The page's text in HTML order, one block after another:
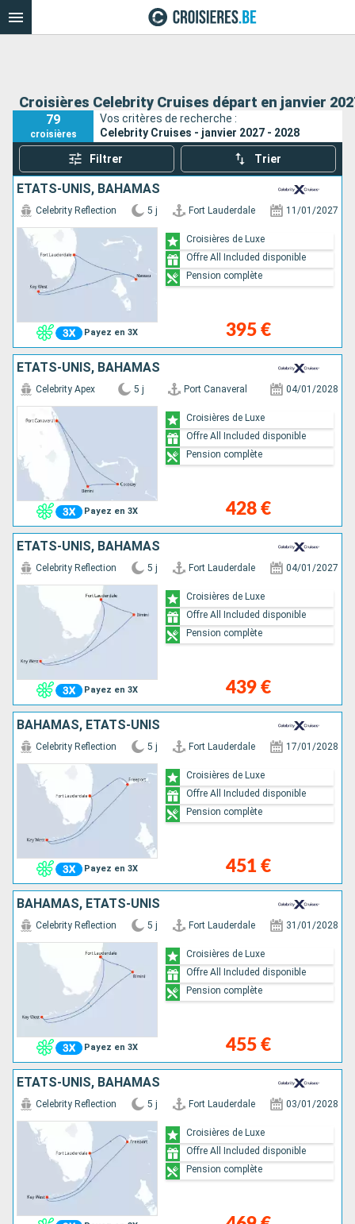
Croisières Celebrity Cruises départ en janvier
79
croisières
Vos critères de recherche :
Celebrity Cruises - janvier 2027 - 2028
Filtrer Trier
ÉTATS-UNIS, BAHAMAS
Payez en 3X
Celebrity Reflection 5 j Fort Lauderdale 11/01/2027
395 €
Croisières de Luxe
Offre All Included disponible
Pension complète
ÉTATS-UNIS, BAHAMAS
Payez en 3X
Celebrity Apex 5 j Port Canaveral 04/01/2028
428 €
Croisières de Luxe
Offre All Included disponible
Pension complète
ÉTATS-UNIS, BAHAMAS
Payez en 3X
Celebrity Reflection 5 j Fort Lauderdale 04/01/2027
439 €
Croisières de Luxe
Offre All Included disponible
Pension complète
BAHAMAS, ÉTATS-UNIS
Payez en 3X
Celebrity Reflection 5 j Fort Lauderdale 17/01/2028
451 €
Croisières de Luxe
Offre All Included disponible
Pension complète
BAHAMAS, ÉTATS-UNIS
Payez en 3X
Celebrity Reflection 5 j Fort Lauderdale 31/01/2028
455 €
Croisières de Luxe
Offre All Included disponible
Pension complète
ÉTATS-UNIS, BAHAMAS
Celebrity Reflection 5 j Fort Lauderdale 03/01/2028
Croisières de Luxe
Offre All Included disponible
Pension complète